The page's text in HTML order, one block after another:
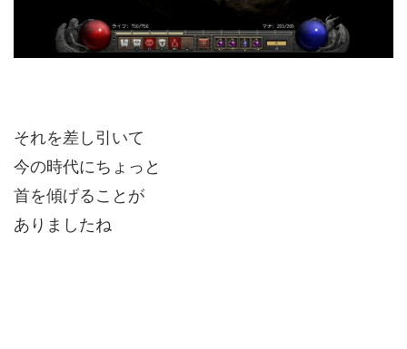
それを差し引いて
今の時代にちょっと
首を傾げることが
ありましたね